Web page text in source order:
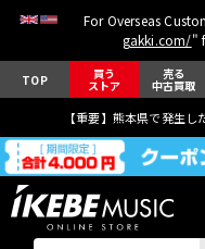
For Overseas
gakki.com/"
TOP 買う
ストア
売る
中古買取
【重要】熊本県で発生